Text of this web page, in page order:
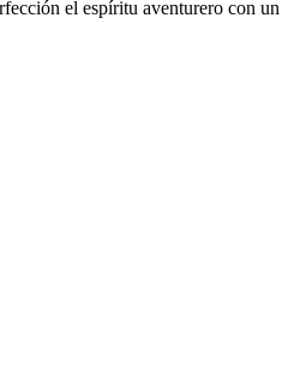
el espíritu aventurero con un